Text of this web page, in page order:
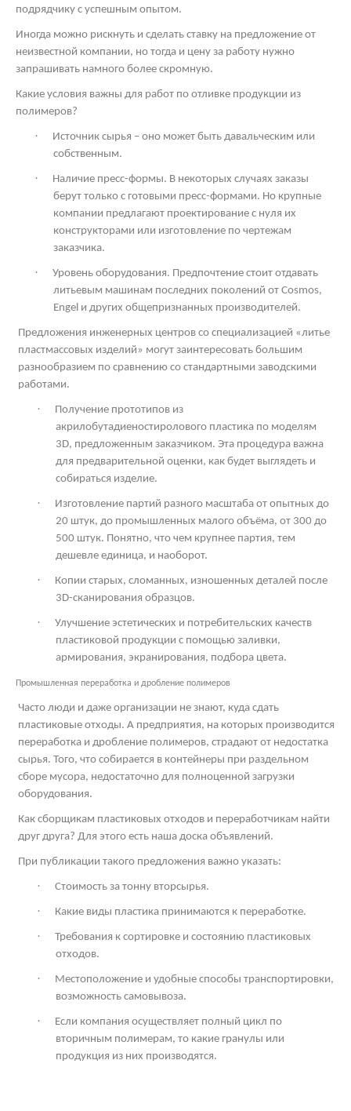
подрядчику с успешным опытом.
Иногда можно рискнуть и сделать ставку на предложение от
неизвестной компании, но тогда и цену за работу нужно
запрашивать намного более скромную.
Какие условия важны для работ по отливке продукции из
полимеров?
·
Источник сырья – оно может быть давальческим или
собственным.
·
Наличие пресс-формы. В некоторых случаях заказы
берут только с готовыми пресс-формами. Но крупные
компании предлагают проектирование с нуля их
конструкторами или изготовление по чертежам
заказчика.
·
Уровень оборудования. Предпочтение стоит отдавать
литьевым машинам последних поколений от Cosmos,
Engel и других общепризнанных производителей.
Предложения инженерных центров со специализацией «литье
пластмассовых изделий» могут заинтересовать большим
разнообразием по сравнению со стандартными заводскими
работами.
·
Получение прототипов из
акрилобутадиеностиролового пластика по моделям
3D, предложенным заказчиком. Эта процедура важна
для предварительной оценки, как будет выглядеть и
собираться изделие.
·
Изготовление партий разного масштаба от опытных до
20 штук, до промышленных малого объёма, от 300 до
500 штук. Понятно, что чем крупнее партия, тем
дешевле единица, и наоборот.
·
Копии старых, сломанных, изношенных деталей после
3D-сканирования образцов.
·
Улучшение эстетических и потребительских качеств
пластиковой продукции с помощью заливки,
армирования, экранирования, подбора цвета.
Промышленная переработка и дробление полимеров
Часто люди и даже организации не знают, куда сдать
пластиковые отходы. А предприятия, на которых производится
переработка и дробление полимеров, страдают от недостатка
сырья. Того, что собирается в контейнеры при раздельном
сборе мусора, недостаточно для полноценной загрузки
оборудования.
Как сборщикам пластиковых отходов и переработчикам найти
друг друга? Для этого есть наша доска объявлений.
При публикации такого предложения важно указать:
· Стоимость за тонну вторсырья.
· Какие виды пластика принимаются к переработке.
·
Требования к сортировке и состоянию пластиковых
отходов.
·
Местоположение и удобные способы транспортировки,
возможность самовывоза.
·
Если компания осуществляет полный цикл по
вторичным полимерам, то какие гранулы или
продукция из них производятся.